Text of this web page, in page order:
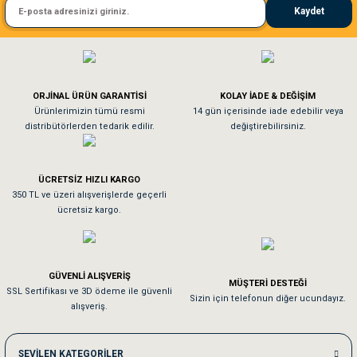
Gönder
El**** Ek******
Köpeğim bayıldı hediyeler için teşekkürler
As**** Tu******
Tavşanım kafesinin kalitesine ve paketlemesine bayıldım
Sa**** On******
Kedilerim beğeniyorlar. Memnunuz. Uygun fiyatta olması iyi.
Me***** Ya******
Kaydet
ORJİNAL ÜRÜN GARANTİSİ
Ürünlerimizin tümü resmi
distribütörlerden tedarik edilir.
KOLAY İADE & DEĞİŞİM
14 gün içerisinde iade edebilir veya
değiştirebilirsiniz.
ÜCRETSİZ HIZLI KARGO
350 TL ve üzeri alışverişlerde geçerli
ücretsiz kargo.
GÜVENLİ ALIŞVERİŞ
SSL Sertifikası ve 3D ödeme ile güvenli
alışveriş.
MÜŞTERİ DESTEĞİ
Sizin için telefonun diğer ucundayız.
SEVİLEN KATEGORİLER